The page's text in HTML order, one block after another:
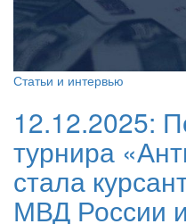
Статьи и интервью
12.12.2025:
турнира
стала
МВД России